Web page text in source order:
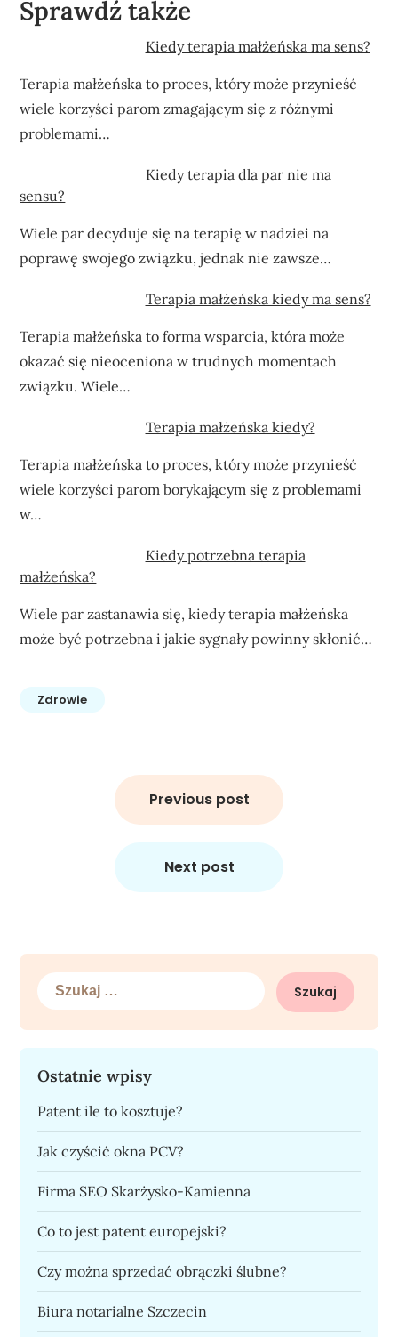
Sprawdź także
Kiedy terapia małżeńska ma sens?
Terapia małżeńska to proces, który może przynieść
wiele korzyści parom zmagającym się z różnymi
problemami…
Kiedy terapia dla par nie ma
sensu?
Wiele par decyduje się na terapię w nadziei na
poprawę swojego związku, jednak nie zawsze…
Terapia małżeńska kiedy ma sens?
Terapia małżeńska to forma wsparcia, która może
okazać się nieoceniona w trudnych momentach
związku. Wiele…
Terapia małżeńska kiedy?
Terapia małżeńska to proces, który może przynieść
wiele korzyści parom borykającym się z problemami
w…
Kiedy potrzebna terapia
małżeńska?
Wiele par zastanawia się, kiedy terapia małżeńska
może być potrzebna i jakie sygnały powinny skłonić…
Zdrowie
Previous post
Next post
Szukaj:
Ostatnie wpisy
Patent ile to kosztuje?
Jak czyścić okna PCV?
Firma SEO Skarżysko-Kamienna
Co to jest patent europejski?
Czy można sprzedać obrączki ślubne?
Biura notarialne Szczecin